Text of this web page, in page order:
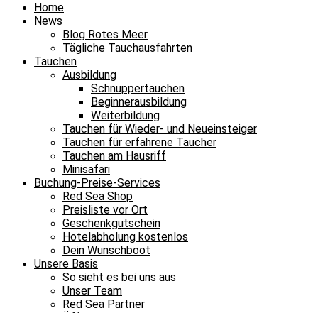
Home
News
Blog Rotes Meer
Tägliche Tauchausfahrten
Tauchen
Ausbildung
Schnuppertauchen
Beginnerausbildung
Weiterbildung
Tauchen für Wieder- und Neueinsteiger
Tauchen für erfahrene Taucher
Tauchen am Hausriff
Minisafari
Buchung-Preise-Services
Red Sea Shop
Preisliste vor Ort
Geschenkgutschein
Hotelabholung kostenlos
Dein Wunschboot
Unsere Basis
So sieht es bei uns aus
Unser Team
Red Sea Partner